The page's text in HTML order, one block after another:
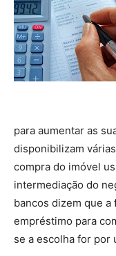
para aumentar as
disponibilizam
compra do imóvel
intermediação do
bancos dizem que
empréstimo para
se a escolha for por